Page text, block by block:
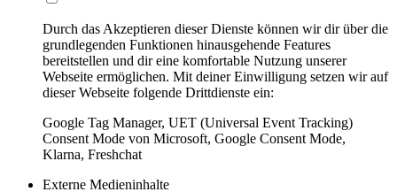
Durch das Akzeptieren dieser Dienste können wir dir über die
grundlegenden Funktionen hinausgehende Features
bereitstellen und dir eine komfortable Nutzung unserer
Webseite ermöglichen. Mit deiner Einwilligung setzen wir auf
dieser Webseite folgende Drittdienste ein:
Google Tag Manager, UET (Universal Event Tracking)
Consent Mode von Microsoft, Google Consent Mode,
Klarna, Freshchat
Externe Medieninhalte